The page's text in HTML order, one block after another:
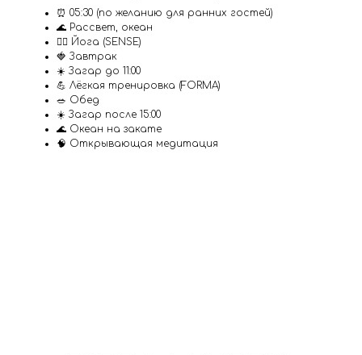
⏰ 05:30 (по желанию для ранних гостей)
🌊 Рассвет, океан
🧘‍♀️ Йога (SENSE)
🍓 Завтрак
☀️ Загар до 11:00
💪 Лёгкая тренировка (FORMA)
🥗 Обед
☀️ Загар после 15:00
🌊 Океан на закате
🧠 Открывающая медитация